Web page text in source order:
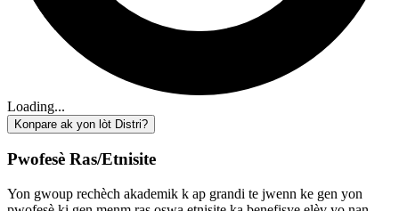
Loading...
Konpare ak yon lòt Distri?
Pwofesè Ras/Etnisite
Yon gwoup rechèch akademik k ap grandi te jwenn ke gen yon